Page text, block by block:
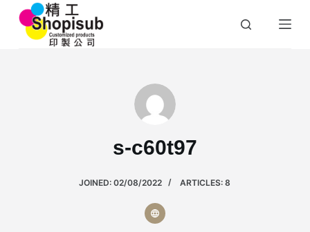
S
s-c60t97
JOINED: 02/08/2022 ARTICLES: 8